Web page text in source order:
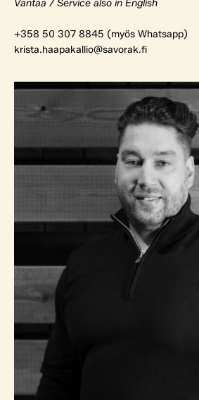
Vantaa / Service also in English
+358 50 307 8845 (myös Whatsapp)
krista.haapakallio@savorak.fi